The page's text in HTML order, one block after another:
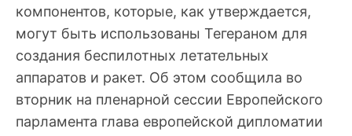
компонентов, которые, как утверждается,
могут быть использованы Тегераном для
создания беспилотных летательных
аппаратов и ракет. Об этом сообщила во
вторник на пленарной сессии Европейского
парламента глава европейской дипломатии